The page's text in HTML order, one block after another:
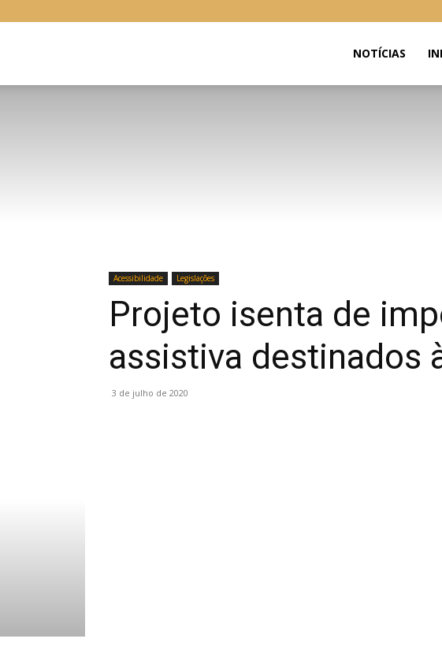
NOTÍCIAS
Acessibilidade Legislações
Projeto isenta de
assistiva destinados
3 de julho de 2020